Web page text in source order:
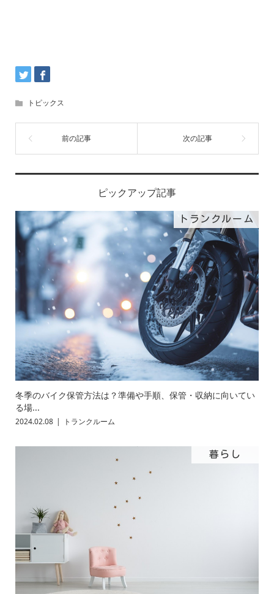
トピックス
ピックアップ記事
トランクルーム
冬季のバイク保管方法は？準備や手順、保管・収納に向いてい
る場...
2024.02.08 トランクルーム
暮らし